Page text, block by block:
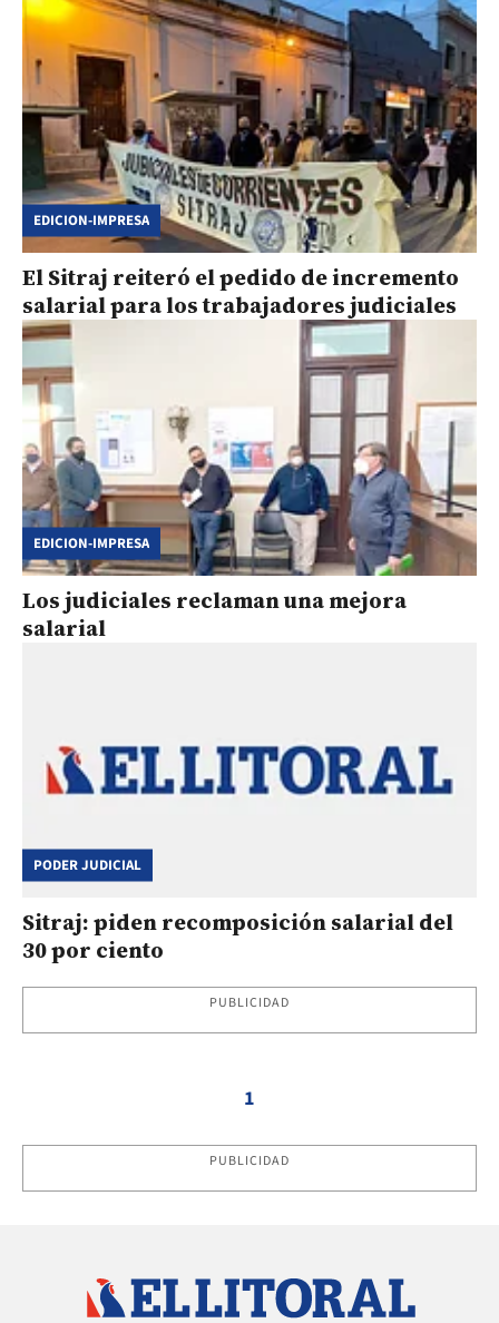
EDICION-IMPRESA
El Sitraj reiteró el pedido de incremento
salarial para los trabajadores judiciales
EDICION-IMPRESA
Los judiciales reclaman una mejora
salarial
PODER JUDICIAL
Sitraj: piden recomposición salarial del
30 por ciento
PUBLICIDAD
1
PUBLICIDAD